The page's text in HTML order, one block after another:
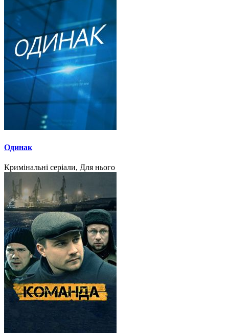
Одинак
Кримінальні серіали, Для нього